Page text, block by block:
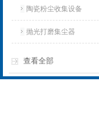
陶瓷粉尘收集设备
抛光打磨集尘器
查看全部